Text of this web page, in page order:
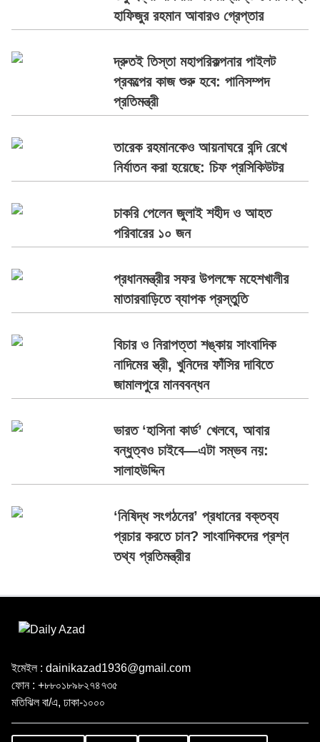
হাফিজুর রহমান আবারও গ্রেপ্তার
দ্রুতই তিস্তা মহাপরিকল্পনার পাইলট
প্রকল্পের কাজ শুরু হবে: পানিসম্পদ
প্রতিমন্ত্রী
তারেক রহমানকেও আয়নাঘরে বন্দি রেখে
নির্যাতন করা হয়েছে: চিফ প্রসিকিউটর
চাকরি পেলেন জুলাই শহীদ ও আহত
পরিবারের ১০ জন
প্রধানমন্ত্রীর সফর উপলক্ষে মহেশখালীর
মাতারবাড়িতে ব্যাপক প্রস্তুতি
বিচার ও নিরাপত্তা শঙ্কায় সাংবাদিক
নাদিমের স্ত্রী, খুনিদের ফাঁসির দাবিতে
জামালপুরে মানববন্ধন
ভারত ‘হাসিনা কার্ড’ খেলবে, আবার
বন্ধুত্বও চাইবে—এটা সম্ভব নয়:
সালাহউদ্দিন
‘নিষিদ্ধ সংগঠনের’ প্রধানের বক্তব্য
প্রচার করতে চান? সাংবাদিকদের প্রশ্ন
তথ্য প্রতিমন্ত্রীর
ইমেইল : dainikazad1936@gmail.com
ফোন : +৮৮০১৮৯৮২৭৪৭৩৫
মতিঝিল বা/এ, ঢাকা-১০০০